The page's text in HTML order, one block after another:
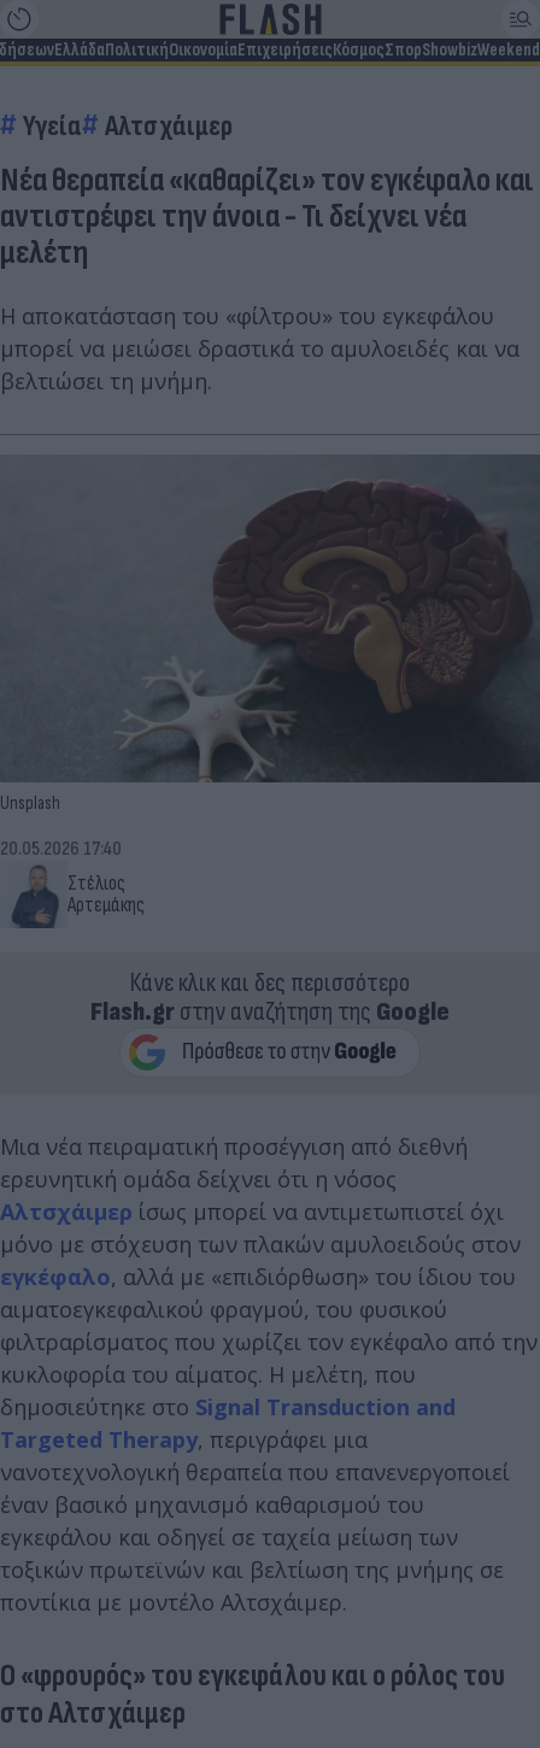
ΕλλάδαΠολιτικήΟικονομίαΕπιχειρήσειςΚόσμοςΣπορShowbizWeekend
Υγεία Αλτσχάιμερ
Νέα θεραπεία «καθαρίζει» τον εγκέφαλο και
αντιστρέφει την άνοια - Τι δείχνει νέα
μελέτη
Η αποκατάσταση του «φίλτρου» του εγκεφάλου
μπορεί να μειώσει δραστικά το αμυλοειδές και να
βελτιώσει τη μνήμη.
Unsplash
Στέλιος
Αρτεμάκης
20.05.2026 17:40
Κάνε κλικ και δες περισσότερο
Flash.grστην αναζήτηση της Google
Μια νέα πειραματική προσέγγιση από διεθνή
ερευνητική ομάδα δείχνει ότι η νόσος
Αλτσχάιμερ ίσως μπορεί να αντιμετωπιστεί όχι
μόνο με στόχευση των πλακών αμυλοειδούς στον
εγκέφαλο, αλλά με «επιδιόρθωση» του ίδιου του
αιματοεγκεφαλικού φραγμού, του φυσικού
φιλτραρίσματος που χωρίζει τον εγκέφαλο από την
κυκλοφορία του αίματος. Η μελέτη, που
δημοσιεύτηκε στο Signal Transduction and
Targeted Therapy, περιγράφει μια
νανοτεχνολογική θεραπεία που επανενεργοποιεί
έναν βασικό μηχανισμό καθαρισμού του
εγκεφάλου και οδηγεί σε ταχεία μείωση των
τοξικών πρωτεϊνών και βελτίωση της μνήμης σε
ποντίκια με μοντέλο Αλτσχάιμερ.
Ο «φρουρός» του εγκεφάλου και ο ρόλος του
στο Αλτσχάιμερ